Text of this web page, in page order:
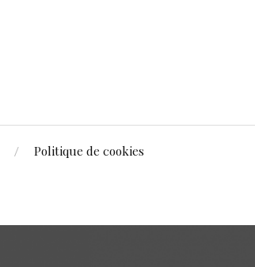
Politique de cookies